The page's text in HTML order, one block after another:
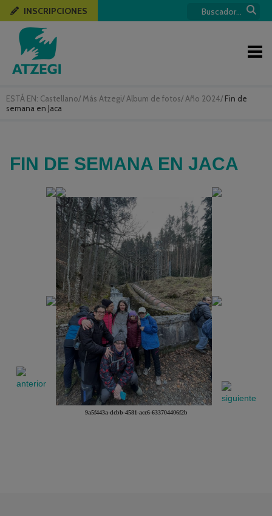
ESTÁ EN: Castellano/ Más Atzegi/ Album de fotos/ Año 2024/ Fin de
semana en Jaca
INSCRIPCIONES
FIN DE SEMANA EN JACA
9a5f443a-dcbb-4581-acc6-633704406f2b